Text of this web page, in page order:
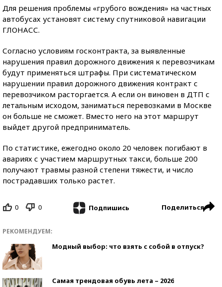
Для решения проблемы «грубого вождения» на частных
автобусах установят систему спутниковой навигации
ГЛОНАСС.
Согласно условиям госконтракта, за выявленные
нарушения правил дорожного движения к перевозчикам
будут применяться штрафы. При систематическом
нарушении правил дорожного движения контракт с
перевозчиком расторгается. А если он виновен в ДТП с
летальным исходом, заниматься перевозками в Москве
он больше не сможет. Вместо него на этот маршрут
выйдет другой предприниматель.
По статистике, ежегодно около 20 человек погибают в
авариях с участием маршрутных такси, больше 200
получают травмы разной степени тяжести, и число
пострадавших только растет.
0 0 Подпишись Поделиться
РЕКОМЕНДУЕМ:
Модный выбор: что взять с собой в отпуск?
Самая трендовая обувь лета – 2026